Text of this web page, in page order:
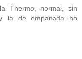
Thermo, normal, sin
y la de empanada no